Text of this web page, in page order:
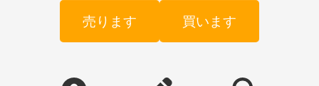
売ります 買います